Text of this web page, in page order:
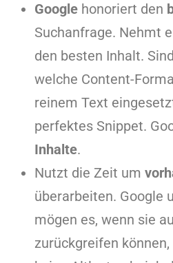
Google honoriert den
Suchanfrage. Nehmt
den besten Inhalt.
welche Content-
reinem Text
perfektes Snippet.
Inhalte.
Nutzt die Zeit um
überarbeiten. Google
mögen es, wenn sie
zurückgreifen